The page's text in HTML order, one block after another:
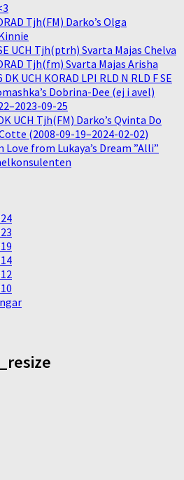
Tjh(FM) Darko’s Olga
UCH Tjh(ptrh) Svarta Majas Chelva
Tjh(fm) Svarta Majas Arisha
DK UCH KORAD LPI RLD N RLD F SE
Dobrina-Dee (ej i avel)
09-25
UCH Tjh(FM) Darko’s Qvinta Do
(2008-09-19–2024-02-02)
Love from Lukaya’s Dream ”Alli”